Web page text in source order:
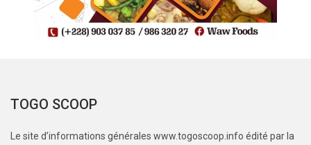
TOGO SCOOP
Le site d’informations générales www.togoscoop.info édité par la